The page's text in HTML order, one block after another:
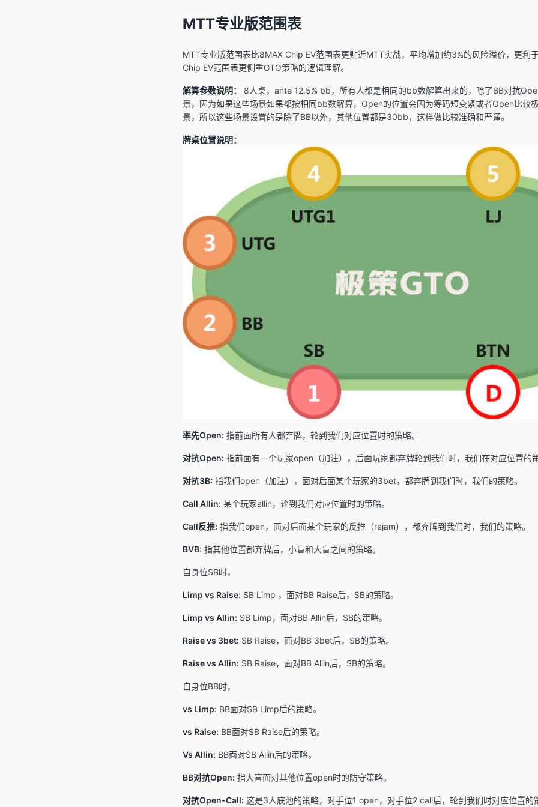
MTT专业版范围表
MTT专业版范围表比8MAX Chip EV范围表更贴近MTT实战，平均增加约3%的风险溢价，更利
Chip EV范围表更侧重GTO策略的逻辑理解。
解算参数说明：
8人桌，ante 12.5% bb，所有人都是相同的bb数解算出来的，除了BB对抗
景，因为如果这些场景如果都按相同bb数解算，Open的位置会因为筹码短变紧或者Open比较
景，所以这些场景设置的是除了BB以外，其他位置都是30bb，这样做比较准确和严谨。
牌桌位置说明：
率先Open: 指前面所有人都弃牌，轮到我们对应位置时的策略。
对抗Open: 指前面有一个玩家open（加注），后面玩家都弃牌轮到我们时，我们在对应位置的
对抗3B: 指我们open（加注），面对后面某个玩家的3bet，都弃牌到我们时，我们的策略。
Call Allin: 某个玩家allin，轮到我们对应位置时的策略。
Call反推: 指我们open，面对后面某个玩家的反推（rejam），都弃牌到我们时，我们的策略。
BVB: 指其他位置都弃牌后，小盲和大盲之间的策略。
自身位SB时，
Limp vs Raise: SB Limp ，面对BB Raise后，SB的策略。
Limp vs Allin: SB Limp，面对BB Allin后，SB的策略。
Raise vs 3bet: SB Raise，面对BB 3bet后，SB的策略。
Raise vs Allin: SB Raise，面对BB Allin后，SB的策略。
自身位BB时，
vs Limp: BB面对SB Limp后的策略。
vs Raise: BB面对SB Raise后的策略。
Vs Allin: BB面对SB Allin后的策略。
BB对抗Open: 指大盲面对其他位置open时的防守策略。
对抗Open-Call: 这是3人底池的策略，对手位1 open，对手位2 call后，轮到我们时对应位置的